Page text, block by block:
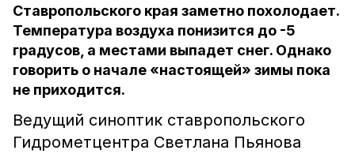
Ставропольского края заметно похолодает.
Температура воздуха понизится до -5
градусов, а местами выпадет снег. Однако
говорить о начале «настоящей» зимы пока
не приходится.
Ведущий синоптик ставропольского
Гидрометцентра Светлана Пьянова